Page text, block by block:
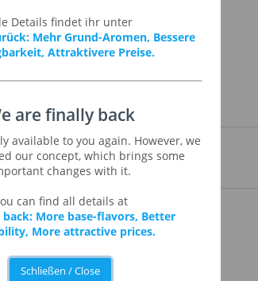
angesehen
Details findet ihr unter
Mehr Grund-Aromen, Bessere
Attraktivere Preise.
are finally back
available to you again. However, we
our concept, which brings some
changes with it.
can find all details at
back: More base-flavors, Better
More attractive prices.
Schließen / Close